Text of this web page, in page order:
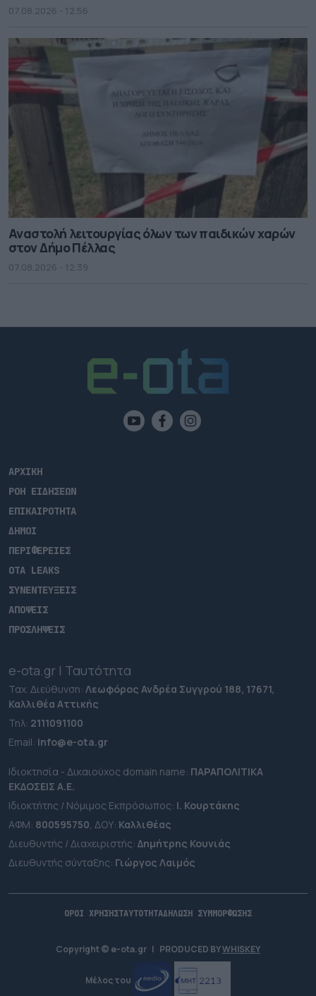
07.08.2026 - 12.56
Αναστολή λειτουργίας όλων των παιδικών χαρών
στον Δήμο Πέλλας
07.08.2026 - 12.39
ΑΡΧΙΚΗ
ΡΟΗ ΕΙΔΗΣΕΩΝ
ΕΠΙΚΑΙΡΟΤΗΤΑ
ΔΗΜΟΙ
ΠΕΡΙΦΕΡΕΙΕΣ
OTA LEAKS
ΣΥΝΕΝΤΕΥΞΕΙΣ
ΑΠΟΨΕΙΣ
ΠΡΟΣΛΗΨΕΙΣ
e-ota.gr | Ταυτότητα
Ταχ. Διεύθυνση: Λεωφόρος Ανδρέα Συγγρού 188, 17671,
Καλλιθέα Αττικής
Τηλ: 2111091100
Εmail: info@e-ota.gr
Ιδιοκτησία - Δικαιούχος domain name: ΠΑΡΑΠΟΛΙΤΙΚΑ
ΕΚΔΟΣΕΙΣ A.E.
Ιδιοκτήτης / Νόμιμος Εκπρόσωπος: Ι. Κουρτάκης
ΑΦΜ: 800595750 , ΔΟΥ: Καλλιθέας
Διευθυντής / Διαχειριστής: Δημήτρης Κουνιάς
Διευθυντής σύνταξης: Γιώργος Λαιμός
ΟΡΟΙ ΧΡΗΣΗΣΤΑΥΤΟΤΗΤΑΔΗΛΩΣΗ ΣΥΜΜΟΡΦΩΣΗΣ
Copyright © e-ota.gr | PRODUCED BYWHISKEY
Μέλος του